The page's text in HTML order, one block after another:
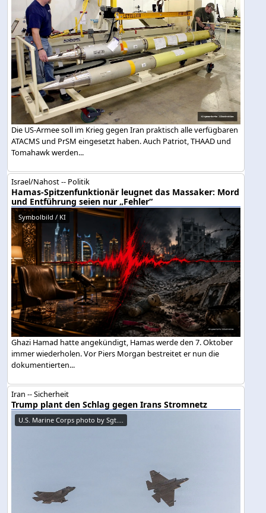
Die US-Armee soll im Krieg gegen Iran praktisch alle verfügbaren
ATACMS und PrSM eingesetzt haben. Auch Patriot, THAAD und
Tomahawk werden...
Israel/Nahost -- Politik
Hamas-Spitzenfunktionär leugnet das Massaker: Mord
und Entführung seien nur „Fehler“
Symbolbild / KI
Ghazi Hamad hatte angekündigt, Hamas werde den 7. Oktober
immer wiederholen. Vor Piers Morgan bestreitet er nun die
dokumentierten...
Iran -- Sicherheit
Trump plant den Schlag gegen Irans Stromnetz
U.S. Marine Corps photo by Sgt....